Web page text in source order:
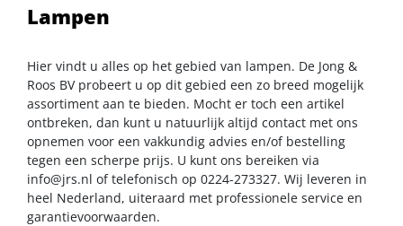
Lampen
Hier vindt u alles op het gebied van lampen. De Jong &
Roos BV probeert u op dit gebied een zo breed mogelijk
assortiment aan te bieden. Mocht er toch een artikel
ontbreken, dan kunt u natuurlijk altijd contact met ons
opnemen voor een vakkundig advies en/of bestelling
tegen een scherpe prijs. U kunt ons bereiken via
info@jrs.nl of telefonisch op 0224-273327. Wij leveren in
heel Nederland, uiteraard met professionele service en
garantievoorwaarden.